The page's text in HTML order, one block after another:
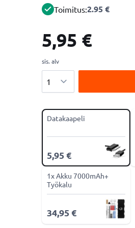
Toimitus:2.95 €
5,95 €
sis. alv
Datakaapeli
5,95 €
1x Akku 7000mAh+
Työkalu
34,95 €